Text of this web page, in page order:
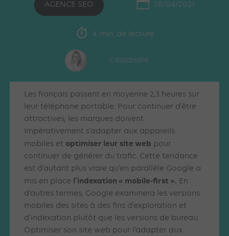
AGENCE SEO 28/04/2021
4 min. de lecture
Cassandre
Les français passent en moyenne 2,3 heures sur
leur téléphone portable. Pour continuer d’être
attractives, les marques doivent
impérativement s’adapter aux appareils
mobiles et optimiser leur site web pour
continuer de générer du trafic. Cette tendance
est d’autant plus vraie qu’en parallèle Google a
mis en place l’indexation « mobile-first ». En
d’autres termes, Google examinera les versions
mobiles des sites à des fins d’exploration et
d’indexation plutôt que les versions de bureau.
Optimiser son site web pour l’adapter aux